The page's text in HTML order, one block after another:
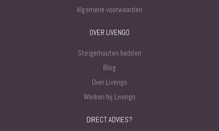
Algemene voorwaarden
OVER LIVENGO
Steigerhouten bedden
Blog
Over Livengo
Werken bij Livengo
DIRECT ADVIES?